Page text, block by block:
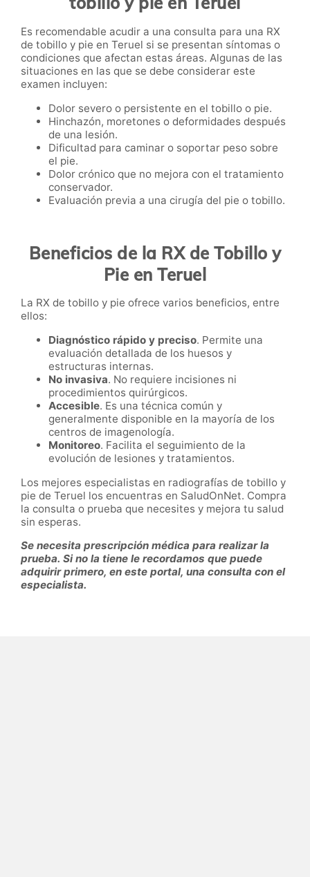
Es recomendable acudir a una consulta para una RX
de tobillo y pie en Teruel si se presentan síntomas o
condiciones que afectan estas áreas. Algunas de las
situaciones en las que se debe considerar este
examen incluyen:
Dolor severo o persistente en el tobillo o pie.
Hinchazón, moretones o deformidades después
de una lesión.
Dificultad para caminar o soportar peso sobre
el pie.
Dolor crónico que no mejora con el tratamiento
conservador.
Evaluación previa a una cirugía del pie o tobillo.
Beneficios de la RX de Tobillo y
Pie en Teruel
La RX de tobillo y pie ofrece varios beneficios, entre
ellos:
Diagnóstico rápido y preciso. Permite una
evaluación detallada de los huesos y
estructuras internas.
No invasiva. No requiere incisiones ni
procedimientos quirúrgicos.
Accesible. Es una técnica común y
generalmente disponible en la mayoría de los
centros de imagenología.
Monitoreo. Facilita el seguimiento de la
evolución de lesiones y tratamientos.
Los mejores especialistas en radiografías de tobillo y
pie de Teruel los encuentras en SaludOnNet. Compra
la consulta o prueba que necesites y mejora tu salud
sin esperas.
Se necesita prescripción médica para realizar la
prueba. Si no la tiene le recordamos que puede
adquirir primero, en este portal, una consulta con el
especialista.